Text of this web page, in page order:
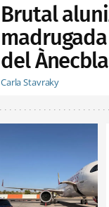
Brutal
del
Carla Stavraky